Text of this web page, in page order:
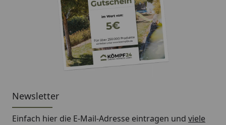
Newsletter
Einfach hier die E-Mail-Adresse eintragen und viele